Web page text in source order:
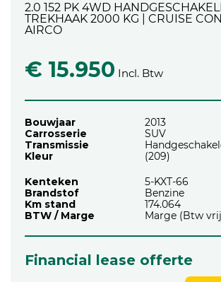
2.0 152 PK 4WD
TREKHAAK 2000 KG | CRUISE
AIRCO
€ 15.950 Incl. Btw
Bouwjaar
2013
Carrosserie
SUV
Transmissie
Kleur
(209)
Kenteken
5-KXT-66
Brandstof
Benzine
Km stand
174.064
BTW / Marge
Marge (Btw
Financial lease offerte